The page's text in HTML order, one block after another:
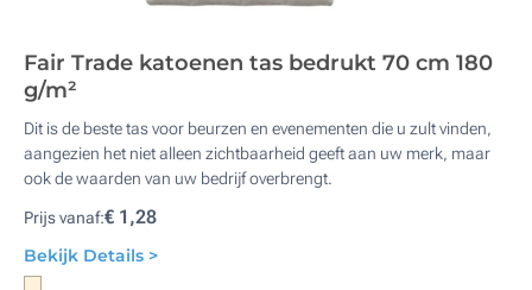
Fair Trade katoenen tas bedrukt 70 cm 180
g/m²
Dit is de beste tas voor beurzen en evenementen die u zult vinden,
aangezien het niet alleen zichtbaarheid geeft aan uw merk, maar
ook de waarden van uw bedrijf overbrengt.
Prijs vanaf:€ 1,28
Bekijk Details >